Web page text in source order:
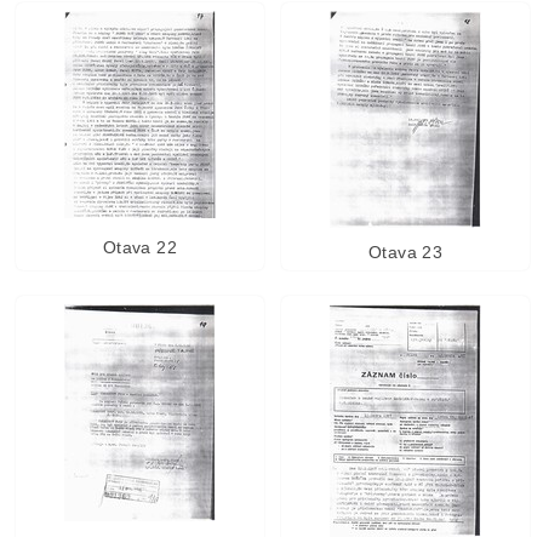
Otava 22 Otava 23